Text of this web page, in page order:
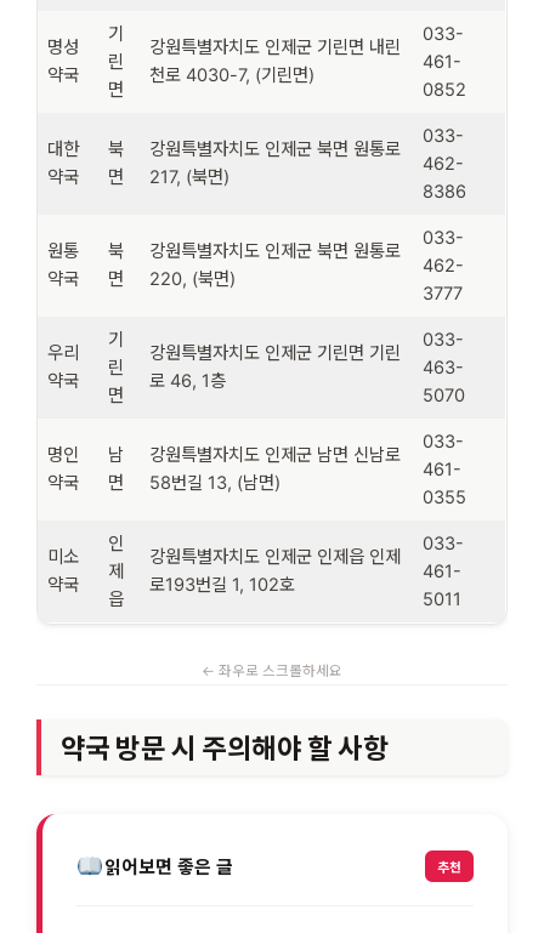
명성
약국
기
린
면
강원특별자치도 인제군 기린면 내린
천로 4030-7, (기린면)
033-
461-
0852
대한
약국
북
면
강원특별자치도 인제군 북면 원통로
217, (북면)
033-
462-
8386
원통
약국
북
면
강원특별자치도 인제군 북면 원통로
220, (북면)
033-
462-
3777
우리
약국
기
린
면
강원특별자치도 인제군 기린면 기린
로 46, 1층
033-
463-
5070
명인
약국
남
면
강원특별자치도 인제군 남면 신남로
58번길 13, (남면)
033-
461-
0355
미소
약국
인
제
읍
강원특별자치도 인제군 인제읍 인제
로193번길 1, 102호
033-
461-
5011
약국 방문 시 주의해야 할 사항
읽어보면 좋은 글 추천